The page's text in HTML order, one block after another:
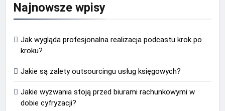
Najnowsze wpisy
Jak wygląda profesjonalna realizacja podcastu krok po
kroku?
Jakie są zalety outsourcingu usług księgowych?
Jakie wyzwania stoją przed biurami rachunkowymi w
dobie cyfryzacji?